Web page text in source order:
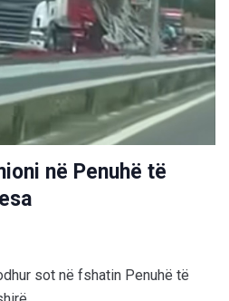
në Penuhë të
sot në fshatin Penuhë të